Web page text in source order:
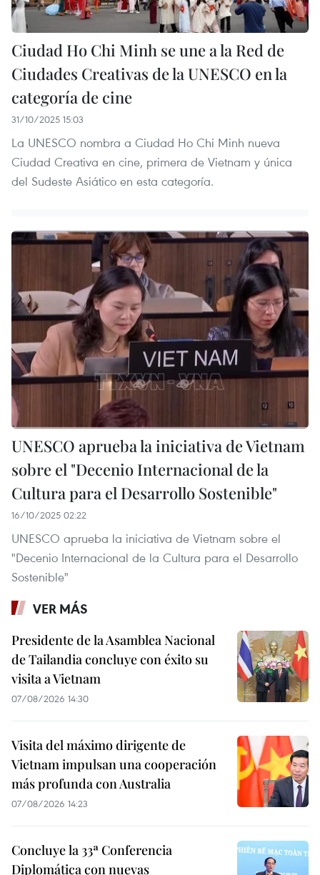
Ciudad Ho Chi Minh se une a la Red de
Ciudades Creativas de la UNESCO en la
categoría de cine
31/10/2025 15:03
La UNESCO nombra a Ciudad Ho Chi Minh nueva
Ciudad Creativa en cine, primera de Vietnam y única
del Sudeste Asiático en esta categoría.
UNESCO aprueba la iniciativa de Vietnam
sobre el "Decenio Internacional de la
Cultura para el Desarrollo Sostenible"
16/10/2025 02:22
UNESCO aprueba la iniciativa de Vietnam sobre el
"Decenio Internacional de la Cultura para el Desarrollo
Sostenible"
VER MÁS
Presidente de la Asamblea Nacional
de Tailandia concluye con éxito su
visita a Vietnam
07/08/2026 14:30
Visita del máximo dirigente de
Vietnam impulsan una cooperación
más profunda con Australia
07/08/2026 14:23
Concluye la 33ª Conferencia
Diplomática con nuevas